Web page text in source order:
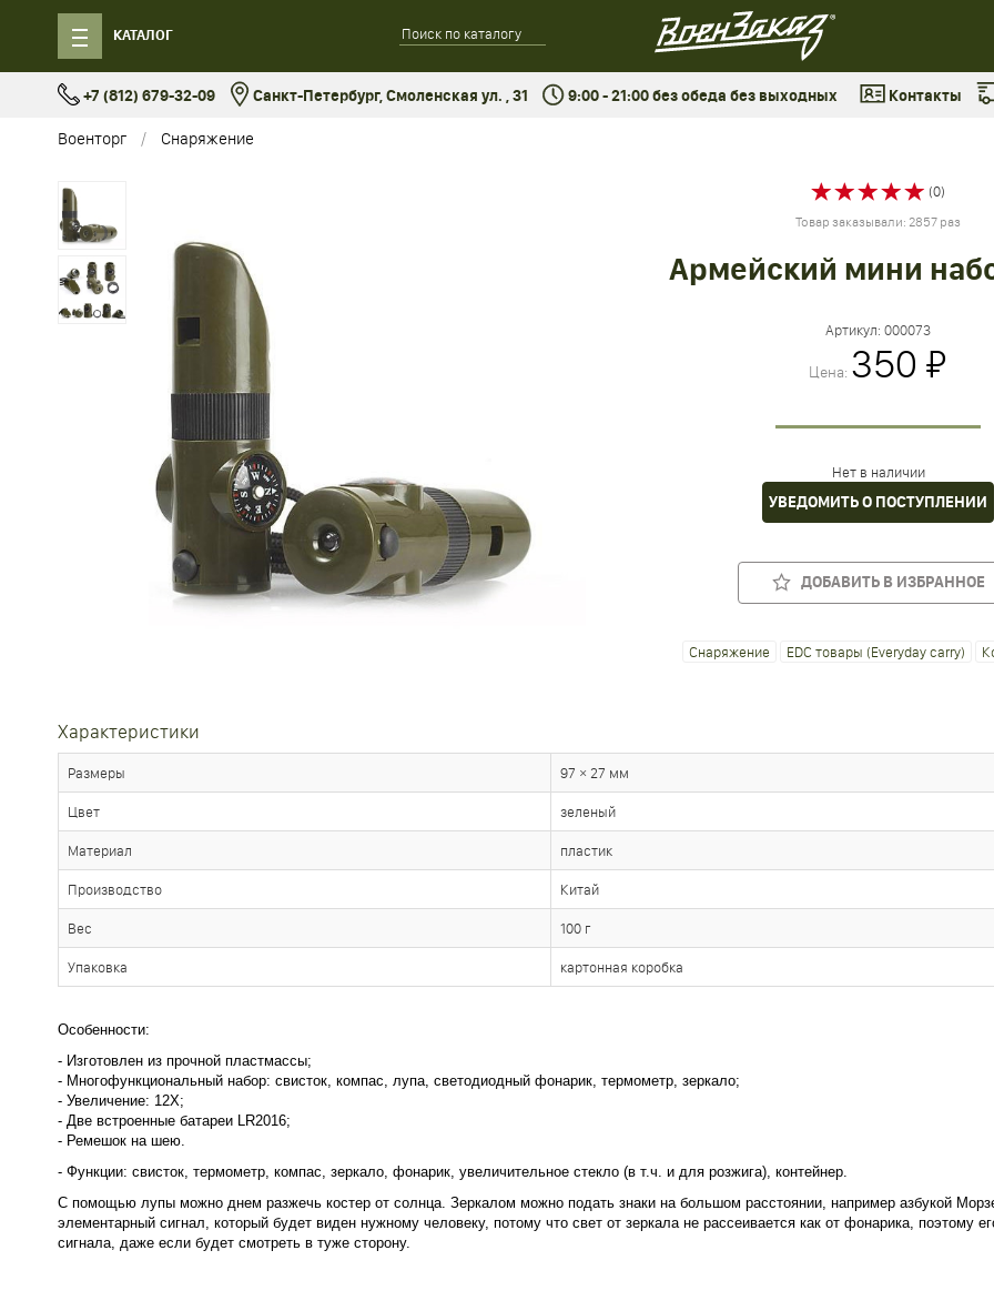
КАТАЛОГ
+7 (812) 679-32-09 Санкт-Петербург, Смоленская ул. , 31 9:00 - 21:00 без обеда без выходных Контакты
Военторг Снаряжение
(0)
Товар заказывали: 2857 раз
Армейский мини
Артикул:000073
Цена: 350 ₽
Нет в наличии
УВЕДОМИТЬ О ПОСТУПЛЕНИИ
ДОБАВИТЬ В ИЗБРАННОЕ
Снаряжение EDC товары (Everyday carry)
Характеристики
Размеры 97 × 27 мм
Цвет зеленый
Материал пластик
Производство Китай
Вес 100 г
Упаковка картонная коробка
Особенности:
- Изготовлен из прочной пластмассы;
- Многофункциональный набор: свисток, компас, лупа, светодиодный фонарик, термометр, зеркало;
- Увеличение: 12X;
- Две встроенные батареи LR2016;
- Ремешок на шею.
- Функции: свисток, термометр, компас, зеркало, фонарик, увеличительное стекло (в т.ч. и для розжига), контейнер.
С помощью лупы можно днем разжечь костер от солнца. Зеркалом можно подать знаки на большом расстоянии, например азбукой
элементарный сигнал, который будет виден нужному человеку, потому что свет от зеркала не рассеивается как от фонарика, поэтому
сигнала, даже если будет смотреть в туже сторону.